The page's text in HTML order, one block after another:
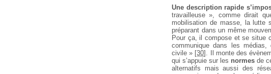
Une description rapide
travailleuse », comme dirait
mobilisation de masse, la lutte
préparant dans un même
Pour ça, il compose et se situe
communique dans les
civile » [30] . Il monte des
qui s’appuie sur les normes de
alternatifs mais aussi des